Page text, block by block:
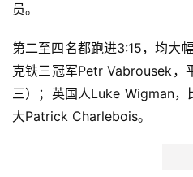
员。
第二至四名都跑进3:15，均大
克铁三冠军Petr Vabrousek，
三）；英国人Luke Wigman，
大Patrick Charlebois。